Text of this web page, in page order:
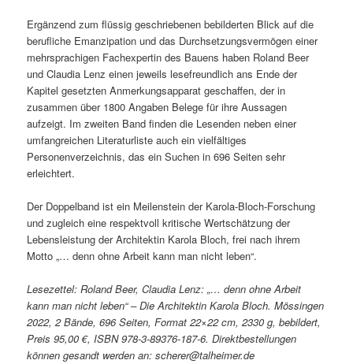
Ergänzend zum flüssig geschriebenen bebilderten Blick auf die
berufliche Emanzipation und das Durchsetzungsvermögen einer
mehrsprachigen Fachexpertin des Bauens haben Roland Beer
und Claudia Lenz einen jeweils lesefreundlich ans Ende der
Kapitel gesetzten Anmerkungsapparat geschaffen, der in
zusammen über 1800 Angaben Belege für ihre Aussagen
aufzeigt. Im zweiten Band finden die Lesenden neben einer
umfangreichen Literaturliste auch ein vielfältiges
Personenverzeichnis, das ein Suchen in 696 Seiten sehr
erleichtert.
Der Doppelband ist ein Meilenstein der Karola-Bloch-Forschung
und zugleich eine respektvoll kritische Wertschätzung der
Lebensleistung der Architektin Karola Bloch, frei nach ihrem
Motto „… denn ohne Arbeit kann man nicht leben“.
Lesezettel: Roland Beer, Claudia Lenz: „… denn ohne Arbeit
kann man nicht leben“ – Die Architektin Karola Bloch. Mössingen
2022, 2 Bände, 696 Seiten, Format 22×22 cm, 2330 g, bebildert,
Preis 95,00 €, ISBN 978-3-89376-187-6. Direktbestellungen
können gesandt werden an: scherer@talheimer.de